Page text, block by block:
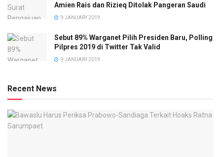
Amien Rais dan Rizieq Ditolak Pangeran Saudi
9 JANUARY 2019
Sebut 89% Warganet Pilih Presiden Baru, Polling
Pilpres 2019 di Twitter Tak Valid
9 JANUARY 2019
Recent News